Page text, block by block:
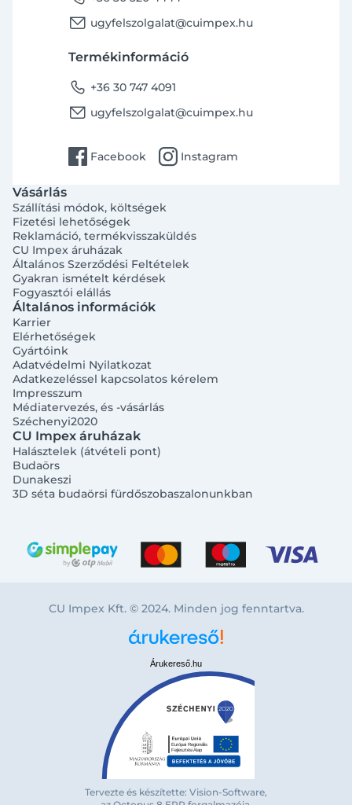
Bejelentkezés e-mail-címmel
email ugyfelszolgalat@cuimpex.hu
Termékinformáció
phone +36 30 747 4091
email ugyfelszolgalat@cuimpex.hu
facebook Facebook instagram Instagram
Vásárlás
Szállítási módok, költségek
Fizetési lehetőségek
Reklamáció, termékvisszaküldés
CU Impex áruházak
Általános Szerződési Feltételek
Gyakran ismételt kérdések
Fogyasztói elállás
Általános információk
Karrier
Elérhetőségek
Gyártóink
Adatvédelmi Nyilatkozat
Adatkezeléssel kapcsolatos kérelem
Impresszum
Médiatervezés, és -vásárlás
Széchenyi2020
CU Impex áruházak
Halásztelek (átvételi pont)
Budaörs
Dunakeszi
3D séta budaörsi fürdőszobaszalonunkban
CU Impex Kft. © 2024. Minden jog fenntartva.
Árukereső.hu
Tervezte és készítette: Vision-Software,